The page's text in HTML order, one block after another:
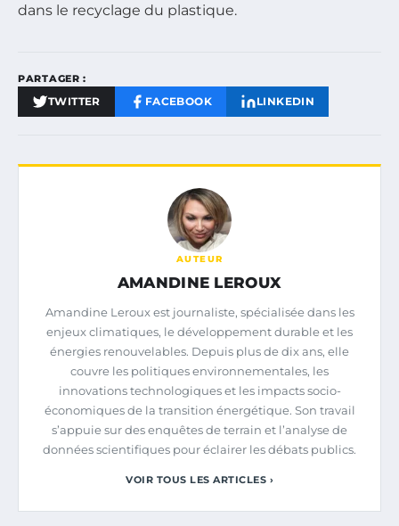
dans le recyclage du plastique.
PARTAGER :
TWITTER FACEBOOK LINKEDIN
AUTEUR
AMANDINE LEROUX
Amandine Leroux est journaliste, spécialisée dans les
enjeux climatiques, le développement durable et les
énergies renouvelables. Depuis plus de dix ans, elle
couvre les politiques environnementales, les
innovations technologiques et les impacts socio-
économiques de la transition énergétique. Son travail
s’appuie sur des enquêtes de terrain et l’analyse de
données scientifiques pour éclairer les débats publics.
VOIR TOUS LES ARTICLES ›